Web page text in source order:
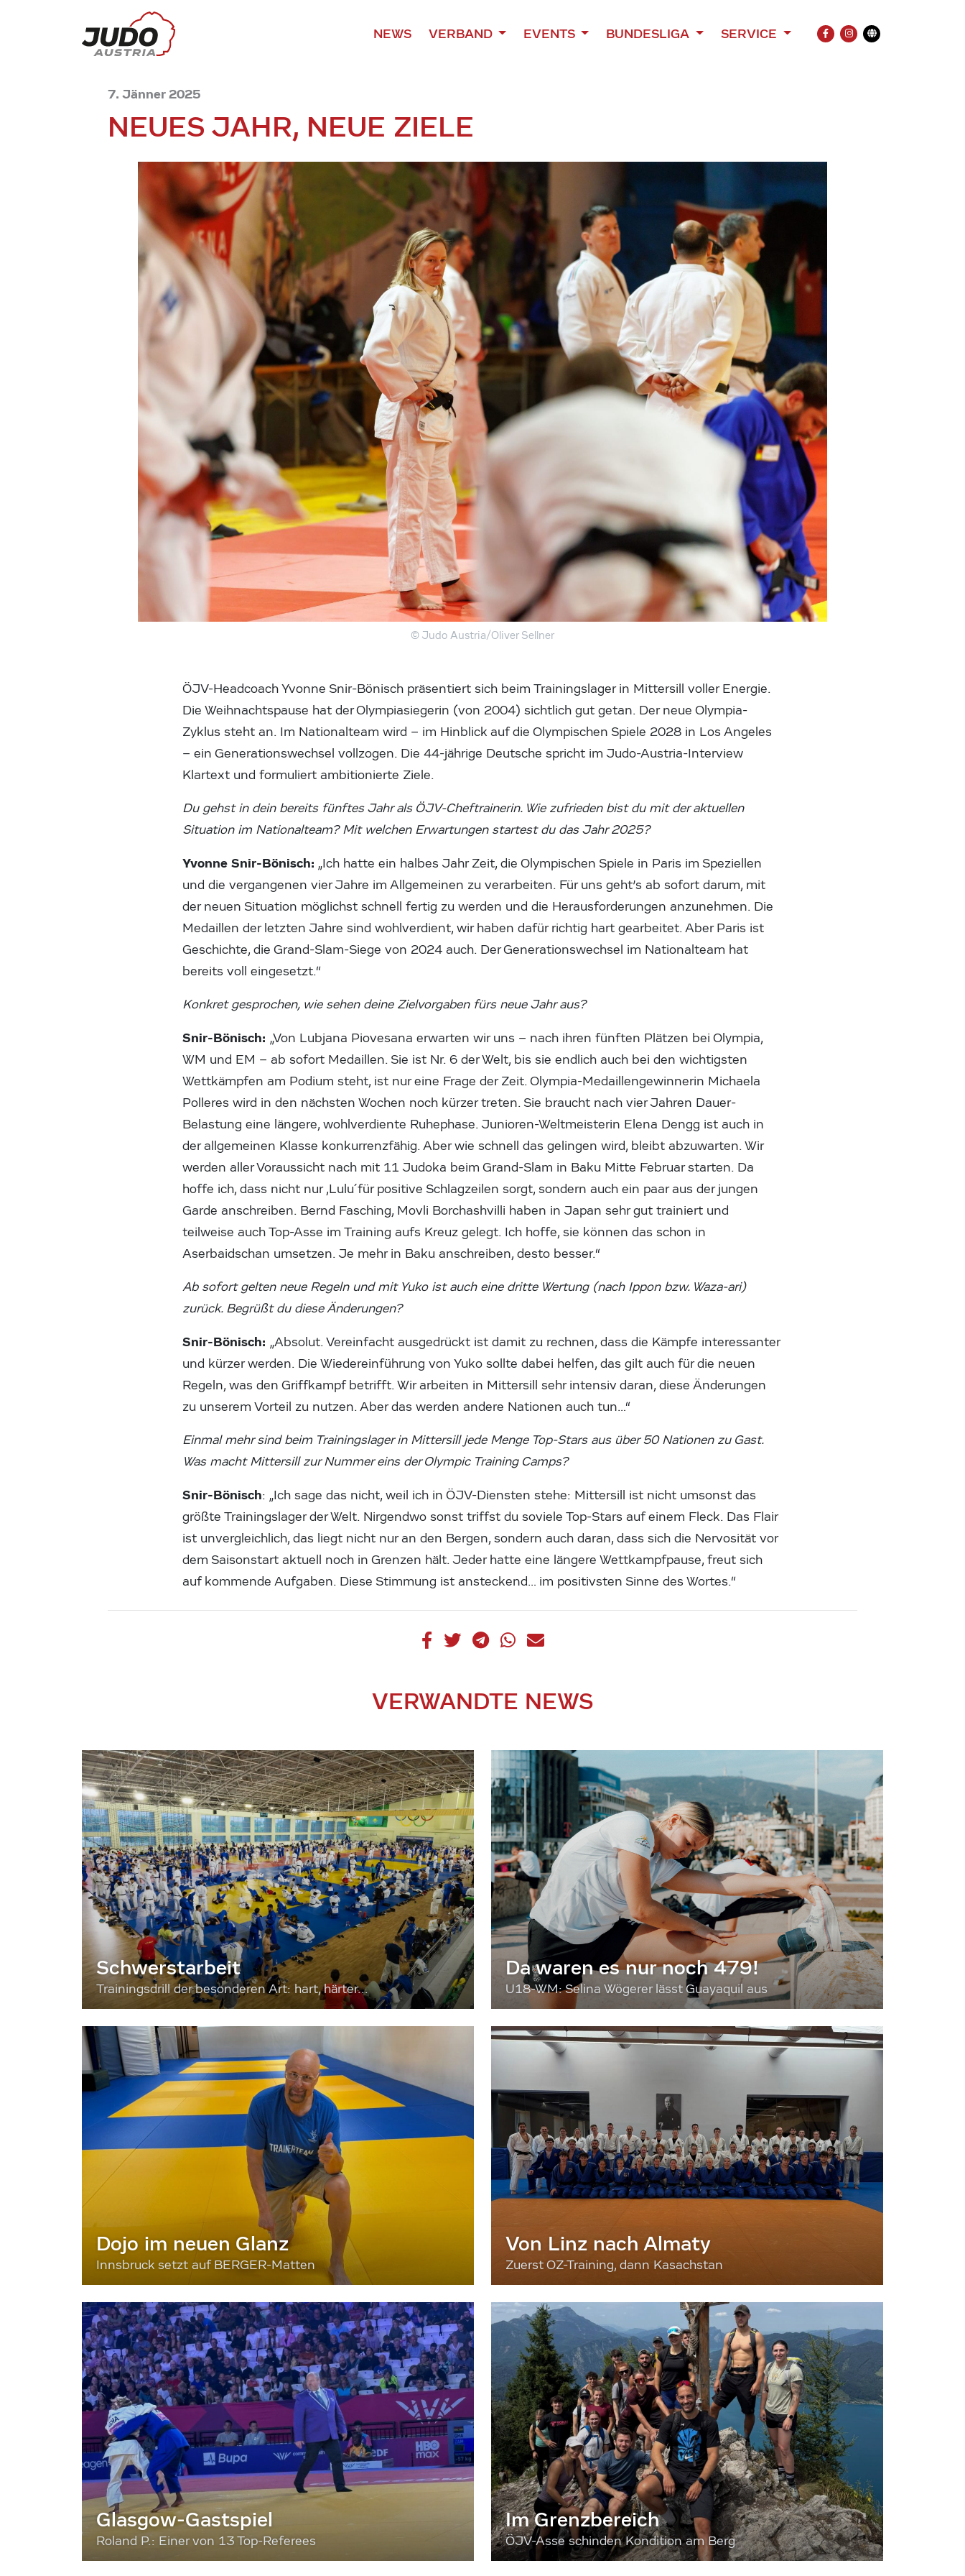
NEWS VERBAND EVENTS BUNDESLIGA SERVICE
FACEBOOK
INSTAGRAM
Übersetzung
7. Jänner 2025
NEUES JAHR, NEUE ZIELE
© Judo Austria/Oliver Sellner
ÖJV-Headcoach Yvonne Snir-Bönisch präsentiert sich beim Trainingslager in Mittersill voller Energie.
Die Weihnachtspause hat der Olympiasiegerin (von 2004) sichtlich gut getan. Der neue Olympia-
Zyklus steht an. Im Nationalteam wird – im Hinblick auf die Olympischen Spiele 2028 in Los Angeles
– ein Generationswechsel vollzogen. Die 44-jährige Deutsche spricht im Judo-Austria-Interview
Klartext und formuliert ambitionierte Ziele.
Du gehst in dein bereits fünftes Jahr als ÖJV-Cheftrainerin. Wie zufrieden bist du mit der aktuellen
Situation im Nationalteam? Mit welchen Erwartungen startest du das Jahr 2025?
Yvonne Snir-Bönisch: „Ich hatte ein halbes Jahr Zeit, die Olympischen Spiele in Paris im Speziellen
und die vergangenen vier Jahre im Allgemeinen zu verarbeiten. Für uns geht’s ab sofort darum, mit
der neuen Situation möglichst schnell fertig zu werden und die Herausforderungen anzunehmen. Die
Medaillen der letzten Jahre sind wohlverdient, wir haben dafür richtig hart gearbeitet. Aber Paris ist
Geschichte, die Grand-Slam-Siege von 2024 auch. Der Generationswechsel im Nationalteam hat
bereits voll eingesetzt.“
Konkret gesprochen, wie sehen deine Zielvorgaben fürs neue Jahr aus?
Snir-Bönisch: „Von Lubjana Piovesana erwarten wir uns – nach ihren fünften Plätzen bei Olympia,
WM und EM – ab sofort Medaillen. Sie ist Nr. 6 der Welt, bis sie endlich auch bei den wichtigsten
Wettkämpfen am Podium steht, ist nur eine Frage der Zeit. Olympia-Medaillengewinnerin Michaela
Polleres wird in den nächsten Wochen noch kürzer treten. Sie braucht nach vier Jahren Dauer-
Belastung eine längere, wohlverdiente Ruhephase. Junioren-Weltmeisterin Elena Dengg ist auch in
der allgemeinen Klasse konkurrenzfähig. Aber wie schnell das gelingen wird, bleibt abzuwarten. Wir
werden aller Voraussicht nach mit 11 Judoka beim Grand-Slam in Baku Mitte Februar starten. Da
hoffe ich, dass nicht nur ,Lulu´ für positive Schlagzeilen sorgt, sondern auch ein paar aus der jungen
Garde anschreiben. Bernd Fasching, Movli Borchashvilli haben in Japan sehr gut trainiert und
teilweise auch Top-Asse im Training aufs Kreuz gelegt. Ich hoffe, sie können das schon in
Aserbaidschan umsetzen. Je mehr in Baku anschreiben, desto besser.“
Ab sofort gelten neue Regeln und mit Yuko ist auch eine dritte Wertung (nach Ippon bzw. Waza-ari)
zurück. Begrüßt du diese Änderungen?
Snir-Bönisch: „Absolut. Vereinfacht ausgedrückt ist damit zu rechnen, dass die Kämpfe interessanter
und kürzer werden. Die Wiedereinführung von Yuko sollte dabei helfen, das gilt auch für die neuen
Regeln, was den Griffkampf betrifft. Wir arbeiten in Mittersill sehr intensiv daran, diese Änderungen
zu unserem Vorteil zu nutzen. Aber das werden andere Nationen auch tun…“
Einmal mehr sind beim Trainingslager in Mittersill jede Menge Top-Stars aus über 50 Nationen zu Gast.
Was macht Mittersill zur Nummer eins der Olympic Training Camps?
Snir-Bönisch: „Ich sage das nicht, weil ich in ÖJV-Diensten stehe: Mittersill ist nicht umsonst das
größte Trainingslager der Welt. Nirgendwo sonst triffst du soviele Top-Stars auf einem Fleck. Das Flair
ist unvergleichlich, das liegt nicht nur an den Bergen, sondern auch daran, dass sich die Nervosität vor
dem Saisonstart aktuell noch in Grenzen hält. Jeder hatte eine längere Wettkampfpause, freut sich
auf kommende Aufgaben. Diese Stimmung ist ansteckend… im positivsten Sinne des Wortes.“
VERWANDTE NEWS
Schwerstarbeit
Trainingsdrill der besonderen Art: hart, härter...
Da waren es nur noch 479!
U18-WM: Selina Wögerer lässt Guayaquil aus
Dojo im neuen Glanz
Innsbruck setzt auf BERGER-Matten
Von Linz nach Almaty
Zuerst OZ-Training, dann Kasachstan
Glasgow-Gastspiel
Roland P.: Einer von 13 Top-Referees
Im Grenzbereich
ÖJV-Asse schinden Kondition am Berg